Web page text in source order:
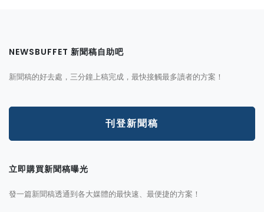
NEWSBUFFET 新聞稿自助吧
新聞稿的好去處，三分鐘上稿完成，最快接觸最多讀者的方案！
刊登新聞稿
立即購買新聞稿曝光
發一篇新聞稿透通到各大媒體的最快速、最便捷的方案！